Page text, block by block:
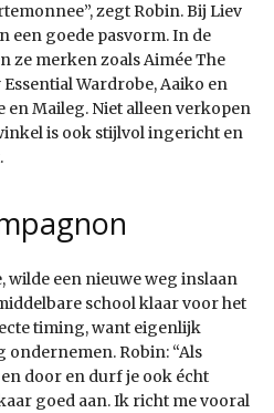
zegt Robin. Bij Liev
een goede pasvorm. In de
ze merken zoals Aimée The
Wardrobe, Aaiko en
en Maileg. Niet alleen verkopen
is ook stijlvol ingericht en
wilde een nieuwe weg inslaan
school klaar voor het
timing, want eigenlijk
ondernemen. Robin: “Als
door en durf je ook écht
goed aan. Ik richt me vooral